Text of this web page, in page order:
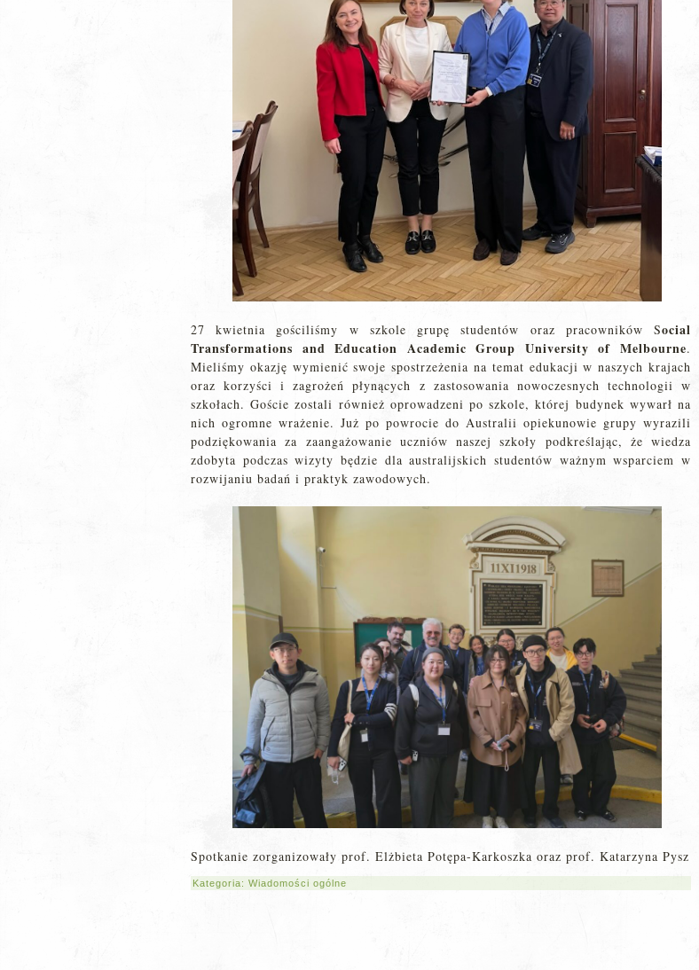
27 kwietnia gościliśmy w szkole grupę studentów oraz pracowników Social
Transformations and Education Academic Group University of Melbourne.
Mieliśmy okazję wymienić swoje spostrzeżenia na temat edukacji w naszych krajach
oraz korzyści i zagrożeń płynących z zastosowania nowoczesnych technologii w
szkołach. Goście zostali również oprowadzeni po szkole, której budynek wywarł na
nich ogromne wrażenie. Już po powrocie do Australii opiekunowie grupy wyrazili
podziękowania za zaangażowanie uczniów naszej szkoły podkreślając, że wiedza
zdobyta podczas wizyty będzie dla australijskich studentów ważnym wsparciem w
rozwijaniu badań i praktyk zawodowych.
Spotkanie zorganizowały prof. Elżbieta Potępa-Karkoszka oraz prof. Katarzyna Pysz
Kategoria: Wiadomości ogólne